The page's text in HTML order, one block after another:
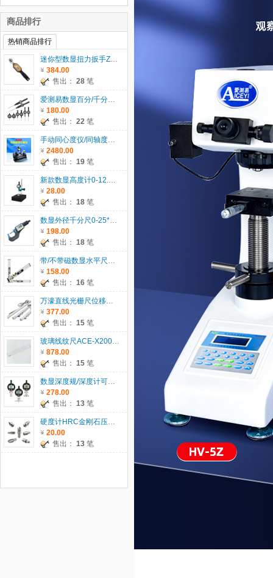
商品排行
热销商品排行
迷你型数显扭力扳手ZWM系列
384.00
售出： 28 笔
爱测易数显百分/千分表0-5/12.7/25.4/30/50.8/100mm
180.00
售出： 22 笔
手动同心度仪/同轴度仪系列ACE-135
2480.00
售出： 19 笔
新款数显高度计0-12.7/25.4/30/50.8mm
28.00
售出： 18 笔
数显外径千分尺0-25*0.001mm
198.00
售出： 18 笔
带/不带磁数显水平尺ACE-SP400/600/1000
158.00
售出： 16 笔
万濠直线光栅尺位移传感器WTB系列
377.00
售出： 15 笔
玻璃线纹尺ACE-X200/300/500/600
878.00
售出： 15 笔
数显深度规/深度计可配T型座/圆T座/圆柱座
278.00
售出： 13 笔
硬度计HRC金刚石压头、HRB钢球压头、1.588HRB钢珠
20.00
售出： 13 笔